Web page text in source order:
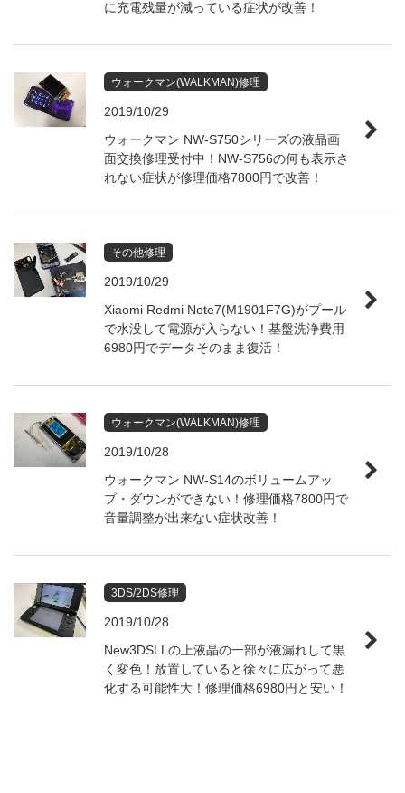
に充電残量が減っている症状が改善！
ウォークマン(WALKMAN)修理
2019/10/29
ウォークマン NW-S750シリーズの液晶画
面交換修理受付中！NW-S756の何も表示さ
れない症状が修理価格7800円で改善！
その他修理
2019/10/29
Xiaomi Redmi Note7(M1901F7G)がプール
で水没して電源が入らない！基盤洗浄費用
6980円でデータそのまま復活！
ウォークマン(WALKMAN)修理
2019/10/28
ウォークマン NW-S14のボリュームアッ
プ・ダウンができない！修理価格7800円で
音量調整が出来ない症状改善！
3DS/2DS修理
2019/10/28
New3DSLLの上液晶の一部が液漏れして黒
く変色！放置していると徐々に広がって悪
化する可能性大！修理価格6980円と安い！